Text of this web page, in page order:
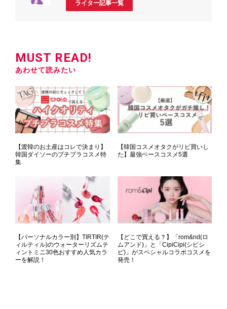
ライター記事一覧
MUST READ!
あわせて読みたい
【渡韓のお土産はコレで決まり】
韓国ダイソーのプチプラコスメ特
集
【韓国コスメオタクがリピ買いし
た】最強ベースコスメ5選
【パーソナルカラー別】TIRTIR(テ
ィルティル)のウォーターリズムテ
ィントミニ30色おすすめ人気カラ
ーを解説！
【どこで買える？】「rom&nd(ロ
ムアンド)」と「CipiCipi(シピシ
ピ)」がスペシャルコラボコスメを
発売！